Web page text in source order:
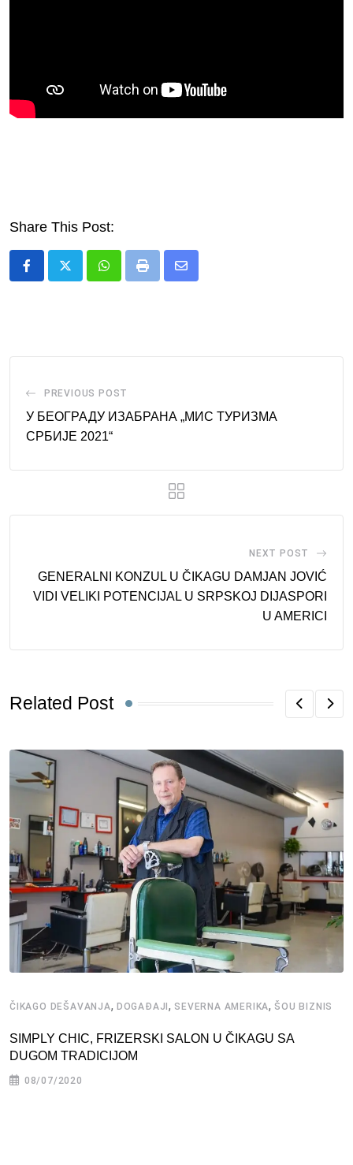
Share This Post:
WhatsappPrint
Share
PREVIOUS POST
У БЕОГРАДУ ИЗАБРАНА „МИС ТУРИЗМА
СРБИЈЕ 2021“
NEXT POST
GENERALNI KONZUL U ČIKAGU DAMJAN JOVIĆ
VIDI VELIKI POTENCIJAL U SRPSKOJ DIJASPORI
U AMERICI
Related Post
ČIKAGO DEŠAVANJA, DOGAĐAJI, SEVERNA AMERIKA, ŠOU BIZNIS
SIMPLY CHIC, FRIZERSKI SALON U ČIKAGU SA
DUGOM TRADICIJOM
08/07/2020